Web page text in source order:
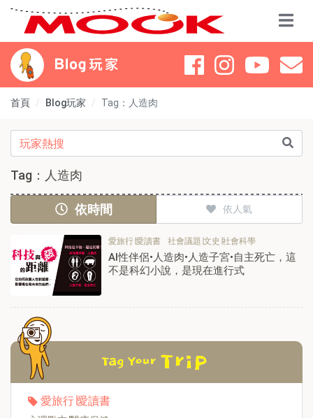
首頁 Blog玩家 Tag：人造肉
Tag：人造肉
依時間 依人氣
愛旅行∣愛讀書 社會議題∣文史∣社會科學
AI性伴侶•人造肉•人造子宮•自主死亡，這
不是科幻小說，是現在進行式
愛旅行∣愛讀書